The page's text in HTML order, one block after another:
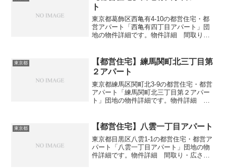
ト
東京都葛飾区西亀有4-10の都営住宅・都
営アパート「西亀有四丁目アパート」団
地の物件詳細です。物件詳細 間取り・
3DK広さ・面積55-61㎡建設年度築年数
1989交通...
東京都
【都営住宅】練馬関町北三丁目第
２アパート
東京都練馬区関町北3-9の都営住宅・都営
アパート「練馬関町北三丁目第２アパー
ト」団地の物件詳細です。物件詳細 間
北3-9間取り3DK広さ・面積51-63㎡建設
年度築年数...
東京都 【都営住宅】八雲一丁目アパート
東京都目黒区八雲1-1の都営住宅・都営ア
パート「八雲一丁目アパート」団地の物
件詳細です。物件詳細 間取り・広さ団